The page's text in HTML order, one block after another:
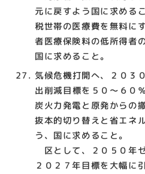
元に戻すよう国に求める
税世帯の医療費を無料に
者医療保険料の低所得者
国に求めること。
気候危機打開へ、２０３
出削減目標を５０～６０
炭火力発電と原発からの
抜本的切り替えと省エネ
う、国に求めること。
区として、２０５０年
２０２７年目標を大幅に